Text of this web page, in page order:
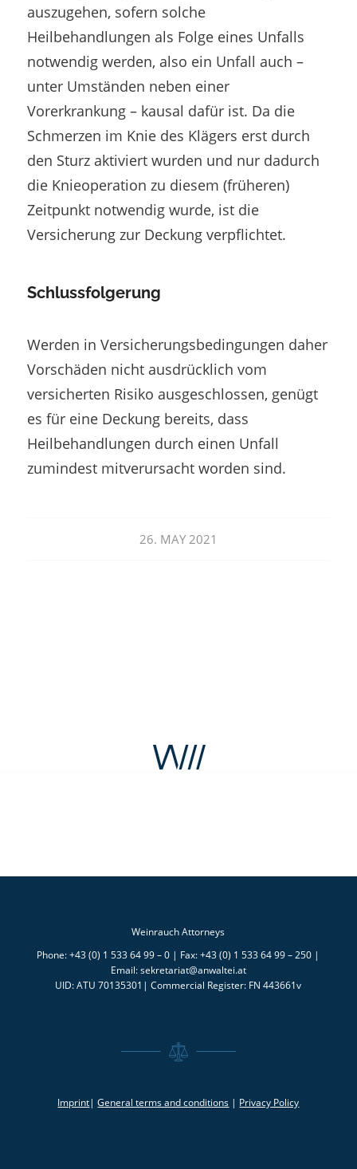
auszugehen, sofern solche
Heilbehandlungen als Folge eines Unfalls
notwendig werden, also ein Unfall auch –
unter Umständen neben einer
Vorerkrankung – kausal dafür ist. Da die
Schmerzen im Knie des Klägers erst durch
den Sturz aktiviert wurden und nur dadurch
die Knieoperation zu diesem (früheren)
Zeitpunkt notwendig wurde, ist die
Versicherung zur Deckung verpflichtet.
Schlussfolgerung
Werden in Versicherungsbedingungen daher
Vorschäden nicht ausdrücklich vom
versicherten Risiko ausgeschlossen, genügt
es für eine Deckung bereits, dass
Heilbehandlungen durch einen Unfall
zumindest mitverursacht worden sind.
26. MAY 2021
Weinrauch Attorneys
Phone: +43 (0) 1 533 64 99 – 0 | Fax: +43 (0) 1 533 64 99 – 250 |
Email: sekretariat@anwaltei.at
UID: ATU 70135301| Commercial Register: FN 443661v
Imprint|General terms and conditions | Privacy Policy